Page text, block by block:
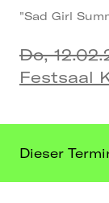
"Sad Girl
Do,
Festsaal
Dieser